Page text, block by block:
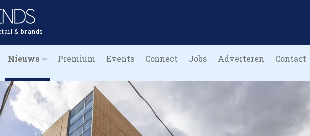
& brands
Nieuws Premium Events Connect Jobs Adverteren Contact